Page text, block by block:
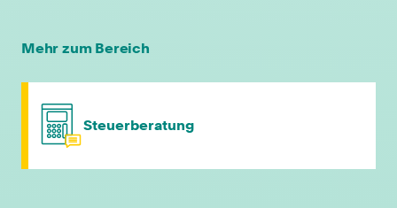
flexible Arbeitszeiten
Mehr zum Bereich
Steuerberatung